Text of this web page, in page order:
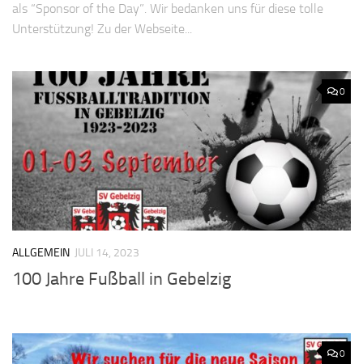
als “Sponsor of the Day”. Wir bedanken uns für diese tolle
Unterstützung! Zu der Webseite...
0
ALLGEMEIN JULI 14, 2023
100 Jahre Fußball in Gebelzig
0